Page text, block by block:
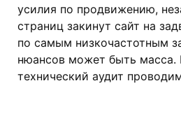
усилия по продвижению,
страниц закинут сайт на
по самым низкочастотным
нюансов может быть масса.
технический аудит